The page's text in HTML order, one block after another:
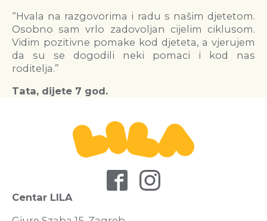
“Hvala na razgovorima i radu s našim djetetom.
Osobno sam vrlo zadovoljan cijelim ciklusom.
Vidim pozitivne pomake kod djeteta, a vjerujem
da su se dogodili neki pomaci i kod nas
roditelja.”
Tata, dijete 7 god.
Centar LILA